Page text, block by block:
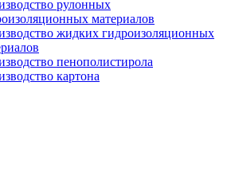
рулонных
материалов
жидких гидроизоляционных
пенополистирола
картона